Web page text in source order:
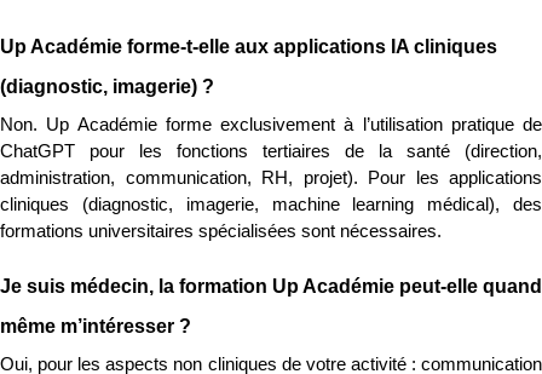
Up Académie forme-t-elle aux applications IA cliniques
(diagnostic, imagerie) ?
Non. Up Académie forme exclusivement à l’utilisation pratique de
ChatGPT pour les fonctions tertiaires de la santé (direction,
administration, communication, RH, projet). Pour les applications
cliniques (diagnostic, imagerie, machine learning médical), des
formations universitaires spécialisées sont nécessaires.
Je suis médecin, la formation Up Académie peut-elle quand
même m’intéresser ?
Oui, pour les aspects non cliniques de votre activité : communication